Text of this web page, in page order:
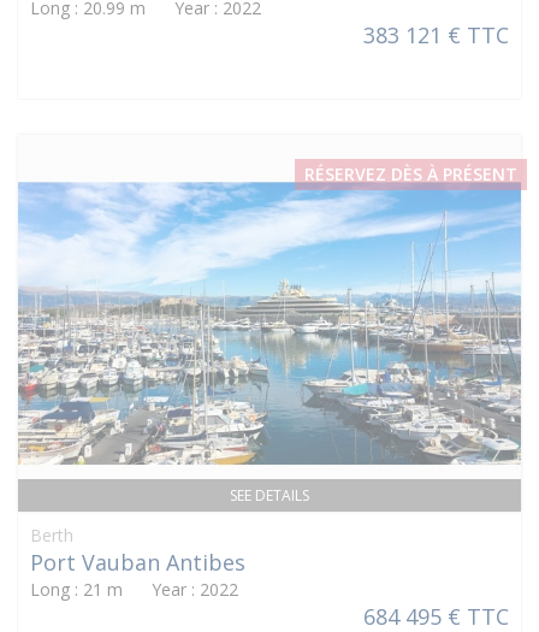
Long : 20.99 m Year : 2022
383 121 € TTC
SEE DETAILS
RÉSERVEZ DÈS À PRÉSENT
Berth
Port Vauban Antibes
Long : 21 m Year : 2022
684 495 € TTC